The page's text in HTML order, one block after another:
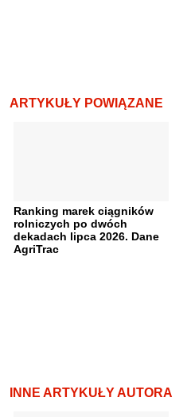
ARTYKUŁY POWIĄZANE
Ranking marek ciągników
rolniczych po dwóch
dekadach lipca 2026. Dane
AgriTrac
INNE ARTYKUŁY AUTORA